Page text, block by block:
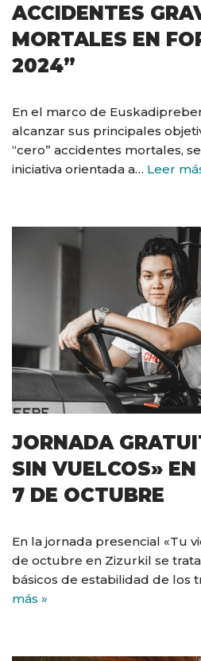
ACCIDENTES
MORTALES EN
2024”
En el marco de
alcanzar sus principales
“cero” accidentes mortales,
iniciativa orientada a… Leer
JORNADA
SIN VUELCOS»
7 DE OCTUBRE
En la jornada presencial «Tu
de octubre en Zizurkil se
básicos de estabilidad de los
más »